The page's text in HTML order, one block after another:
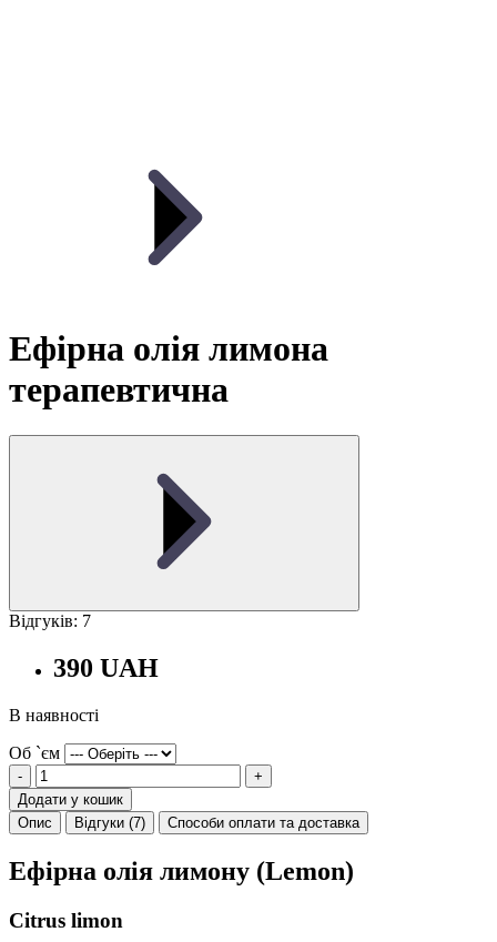
Ефірна олія лимона
терапевтична
Відгуків: 7
390 UAH
В наявності
Об `єм
-
+
Додати у кошик
Опис
Відгуки (7) Способи оплати та доставка
Ефірна олія лимону (Lemon)
Citrus limon